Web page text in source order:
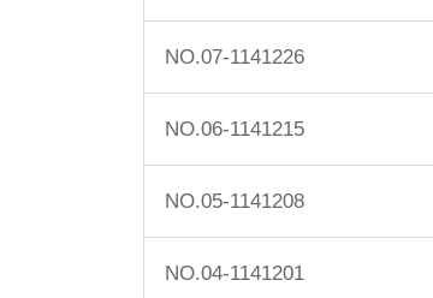
NO.07-1141226
NO.06-1141215
NO.05-1141208
NO.04-1141201